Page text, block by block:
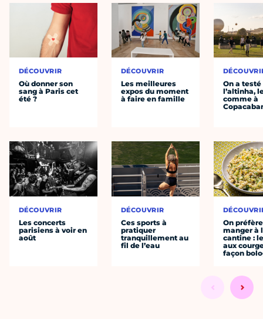
DÉCOUVRIR
Où donner son
sang à Paris cet
été ?
DÉCOUVRIR
Les concerts
parisiens à voir en
août
DÉCOUVRIR
Les meilleures
expos du moment
à faire en famille
DÉCOUVRIR
Ces sports à
pratiquer
tranquillement au
fil de l’eau
On a testé
l’altinha,
comme à
On préfère
manger à
cantine :
aux
façon